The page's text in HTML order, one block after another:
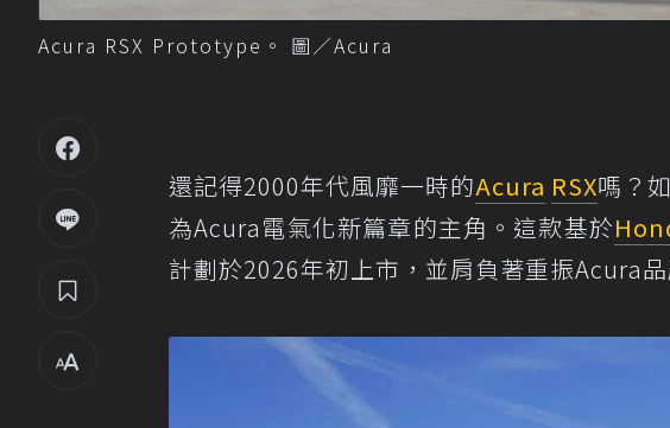
Acura RSX Prototype。 圖／Acura
還記得2000年代風靡一時的Acura RSX嗎？
為Acura電氣化新篇章的主角。這款基於
計劃於2026年初上市，並肩負著重振Acura